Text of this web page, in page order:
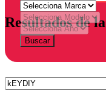
Resultados de
Buscar